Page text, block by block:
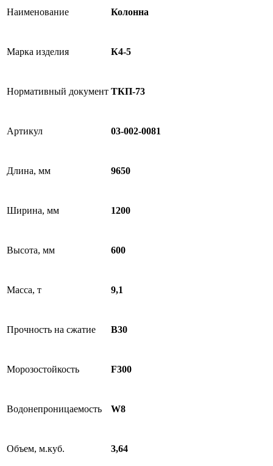
Наименование Колонна
Марка изделия К4-5
Нормативный документ ТКП-73
Артикул 03-002-0081
Длина, мм 9650
Ширина, мм 1200
Высота, мм 600
Масса, т 9,1
Прочность на сжатие B30
Морозостойкость F300
Водонепроницаемость W8
Объем, м.куб. 3,64